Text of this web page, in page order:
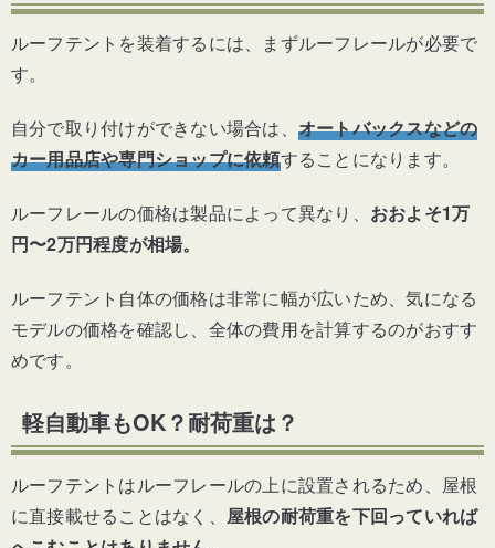
ルーフテントを装着するには、まずルーフレールが必要で
す。
自分で取り付けができない場合は、 オートバックスなどの
カー用品店や専門ショップに依頼することになります。
ルーフレールの価格は製品によって異なり、 おおよそ1万
円〜2万円程度が相場。
ルーフテント自体の価格は非常に幅が広いため、気になる
モデルの価格を確認し、全体の費用を計算するのがおすす
めです。
軽自動車もOK？耐荷重は？
ルーフテントはルーフレールの上に設置されるため、屋根
に直接載せることはなく、 屋根の耐荷重を下回っていれば